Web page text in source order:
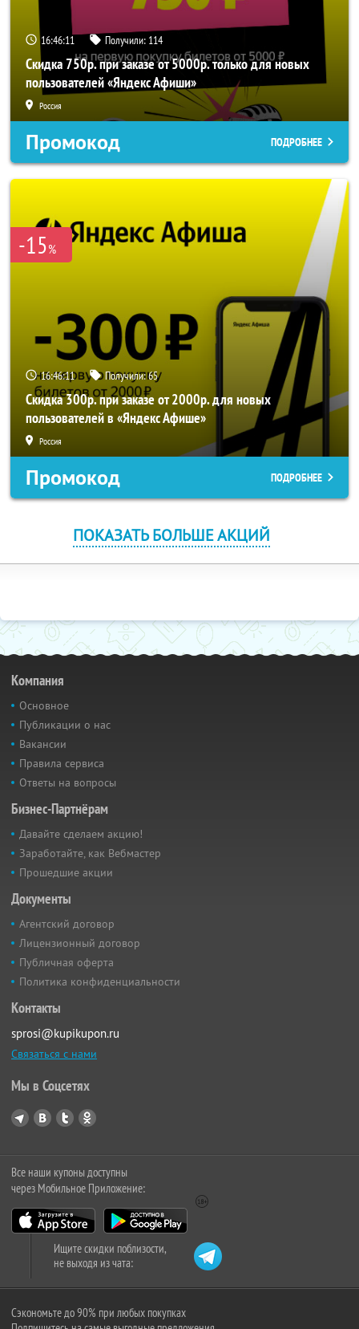
16:46:11 Получили: 114
Скидка 750р. при заказе от 5000р. только для новых
пользователей «Яндекс Афиши»
Россия
Промокод ПОДРОБНЕЕ
-15%
16:46:11 Получили:65
Скидка 300р. при заказе от 2000р. для новых
пользователей в «Яндекс Афише»
Россия
Промокод ПОДРОБНЕЕ
ПОКАЗАТЬ БОЛЬШЕ АКЦИЙ
Компания
Основное
Публикации о нас
Вакансии
Правила сервиса
Ответы на вопросы
Бизнес-Партнёрам
Давайте сделаем акцию!
Заработайте, как Вебмастер
Прошедшие акции
Документы
Агентский договор
Лицензионный договор
Публичная оферта
Политика конфиденциальности
Контакты
sprosi@kupikupon.ru
Связаться с нами
Мы в Соцсетях
Все наши купоны доступны
через Мобильное Приложение:
Ищите скидки поблизости,
не выходя из чата:
Сэкономьте до 90% при любых покупках